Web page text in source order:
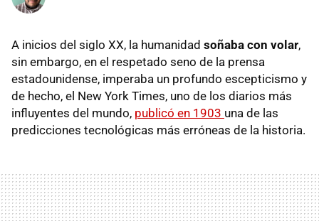
A inicios del siglo XX, la humanidad soñaba con volar,
sin embargo, en el respetado seno de la prensa
estadounidense, imperaba un profundo escepticismo y
de hecho, el New York Times, uno de los diarios más
influyentes del mundo, publicó en 1903 una de las
predicciones tecnológicas más erróneas de la historia.